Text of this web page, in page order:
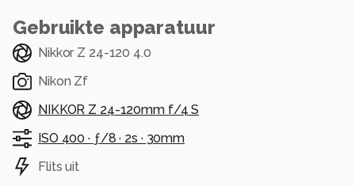
Gebruikte apparatuur
Nikkor Z 24-120 4.0
Nikon Zf
NIKKOR Z 24-120mm f/4 S
ISO 400 · ƒ/8 · 2s · 30mm
Flits uit